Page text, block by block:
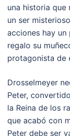
una historia que
un ser
acciones hay un
regalo su
protagonista de
Drosselmeyer
Peter,
la Reina de los
que acabó con
Peter debe ser